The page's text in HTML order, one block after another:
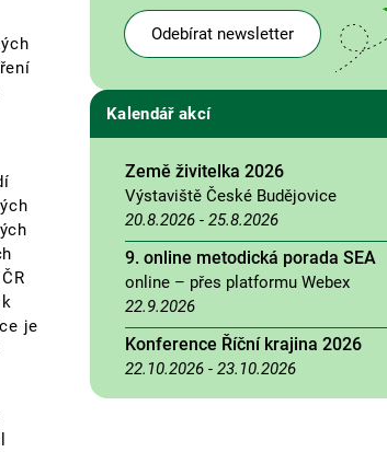
je
Odebírat newsletter
Kalendář akcí
Země živitelka 2026
Výstaviště České Budějovice
20.8.2026 - 25.8.2026
9. online metodická porada SEA
online – přes platformu Webex
22.9.2026
Konference Říční krajina 2026
22.10.2026 - 23.10.2026